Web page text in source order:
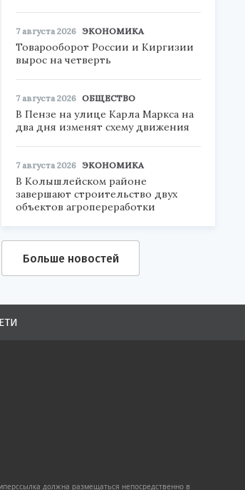
7 августа 2026 ЭКОНОМИКА
Товарооборот России и Киргизии
вырос на четверть
7 августа 2026 ОБЩЕСТВО
В Пензе на улице Карла Маркса на
два дня изменят схему движения
7 августа 2026 ЭКОНОМИКА
В Колышлейском районе
завершают строительство двух
объектов агропереработки
Больше новостей
должна размещаться непосредственно в